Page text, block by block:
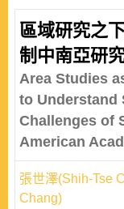
區域研究之
制中南亞研
Area Studies
to Understand
Challenges of
American
張世澤(Shih-Tse
Chang)